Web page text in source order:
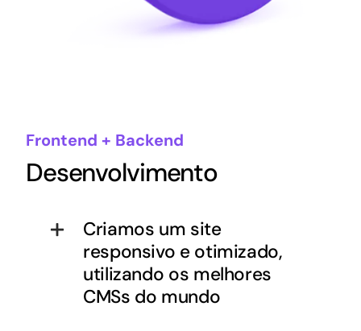
Frontend + Backend
Desenvolvimento
Criamos um site
responsivo e otimizado,
utilizando os melhores
CMSs do mundo